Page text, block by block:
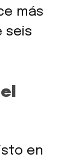
más
seis
en